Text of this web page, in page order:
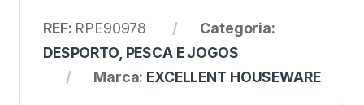
REF: RPE90978
Categoria:
DESPORTO, PESCA E JOGOS
Marca: EXCELLENT HOUSEWARE